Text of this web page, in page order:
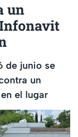
un
de junio se
un
el lugar